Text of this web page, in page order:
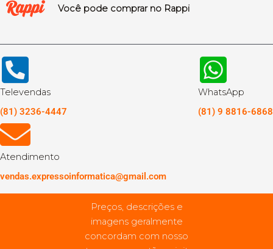
Você pode comprar no Rappi
Televendas
(81) 3236-4447
WhatsApp
(81) 9 8816-6868
Atendimento
vendas.expressoinformatica@gmail.com
Preços, descrições e
imagens geralmente
concordam com nosso